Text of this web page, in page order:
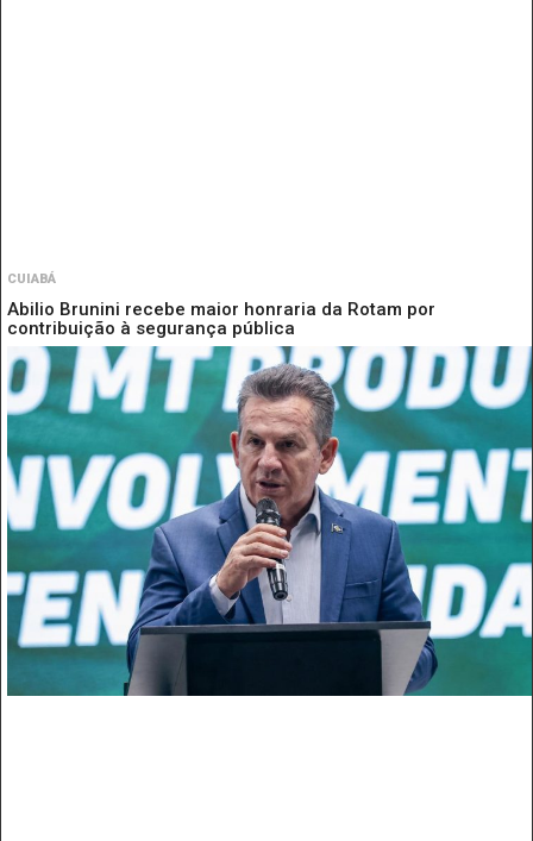
CUIABÁ
Abilio Brunini recebe maior honraria da Rotam por
contribuição à segurança pública